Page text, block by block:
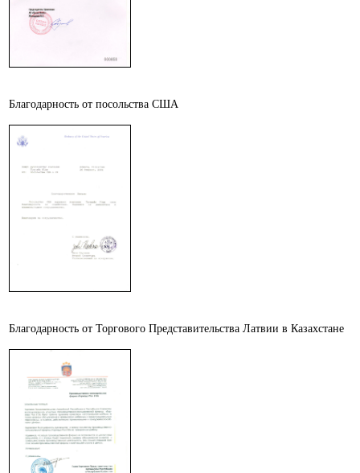
Благодарность от посольства США
Благодарность от Торгового Представительства Латвии в Казахстане